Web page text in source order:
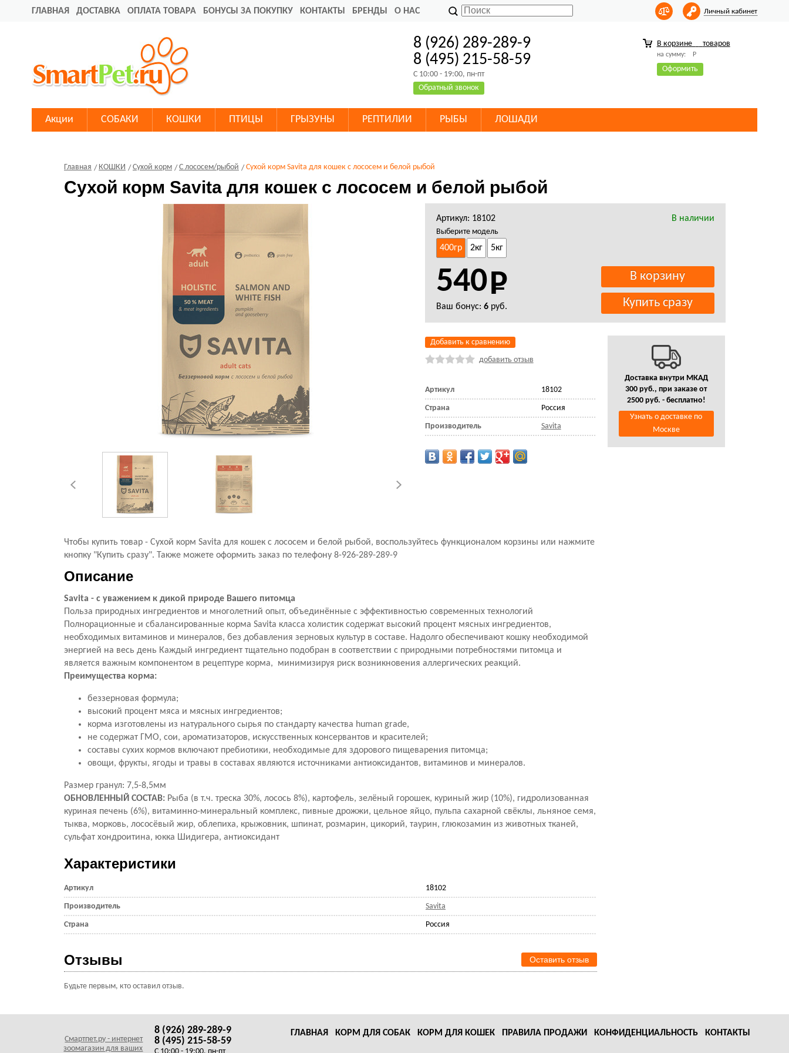
ГЛАВНАЯ ДОСТАВКА ОПЛАТА ТОВАРА БОНУСЫ ЗА ПОКУПКУ КОНТАКТЫ БРЕНДЫ О НАС Личный кабинет
8 (926) 289-289-9
8 (495) 215-58-59
C 10:00 - 19:00, пн-пт
Обратный звонок
В корзине товаров
на сумму: Р
Оформить
Акции СОБАКИ КОШКИ ПТИЦЫ ГРЫЗУНЫ РЕПТИЛИИ РЫБЫ ЛОШАДИ
Главная КОШКИ Сухой корм С лососем/рыбой Сухой корм Savita для кошек с лососем и белой рыбой
Сухой корм Savita для кошек с лососем и белой рыбой
Артикул: 18102 В наличии
Выберите модель
400гр 2кг 5кг
540
Ваш бонус: 6руб.
Добавить к сравнению
добавить отзыв
Артикул 18102
Страна Россия
Производитель Savita
Чтобы купить товар - Сухой корм Savita для кошек с лососем и белой рыбой, воспользуйтесь функционалом корзины или нажмите
кнопку "Купить сразу". Также можете оформить заказ по телефону 8-926-289-289-9
Описание
Savita - с уважением к дикой природе Вашего питомца
Польза природных ингредиентов и многолетний опыт, объединённые с эффективностью современных технологий
Полнорационные и сбалансированные корма Savita класса холистик содержат высокий процент мясных ингредиентов,
необходимых витаминов и минералов, без добавления зерновых культур в составе. Надолго обеспечивают кошку необходимой
энергией на весь день Каждый ингредиент тщательно подобран в соответствии с природными потребностями питомца и
является важным компонентом в рецептуре корма, минимизируя риск возникновения аллергических реакций.
Преимущества корма:
беззерновая формула;
высокий процент мяса и мясных ингредиентов;
корма изготовлены из натурального сырья по стандарту качества human grade,
не содержат ГМО, сои, ароматизаторов, искусственных консервантов и красителей;
составы сухих кормов включают пребиотики, необходимые для здорового пищеварения питомца;
овощи, фрукты, ягоды и травы в составах являются источниками антиоксидантов, витаминов и минералов.
Размер гранул: 7,5-8,5мм
ОБНОВЛЕННЫЙ СОСТАВ: Рыба (в т.ч. треска 30%, лосось 8%), картофель, зелёный горошек, куриный жир (10%), гидролизованная
куриная печень (6%), витаминно-минеральный комплекс, пивные дрожжи, цельное яйцо, пульпа сахарной свёклы, льняное семя,
тыква, морковь, лососёвый жир, облепиха, крыжовник, шпинат, розмарин, цикорий, таурин, глюкозамин из животных тканей,
сульфат хондроитина, юкка Шидигера, антиоксидант
Характеристики
Артикул 18102
Производитель Savita
Страна Россия
Отзывы Оставить отзыв
Будьте первым, кто оставил отзыв.
Доставка внутри МКАД
300 руб., при заказе от
2500 руб. - бесплатно!
Узнать о доставке по
Москве
Смартпет.ру - интернет
зоомагазин для ваших
8 (926) 289-289-9
8 (495) 215-58-59
ГЛАВНАЯ КОРМ ДЛЯ СОБАК КОРМ ДЛЯ КОШЕК ПРАВИЛА ПРОДАЖИ КОНФИДЕНЦИАЛЬНОСТЬ КОНТАКТЫ